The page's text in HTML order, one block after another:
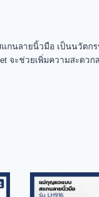
กนลายนิ้วมือ เป็นนวัตก
จะช่วยเพิ่มความสะ